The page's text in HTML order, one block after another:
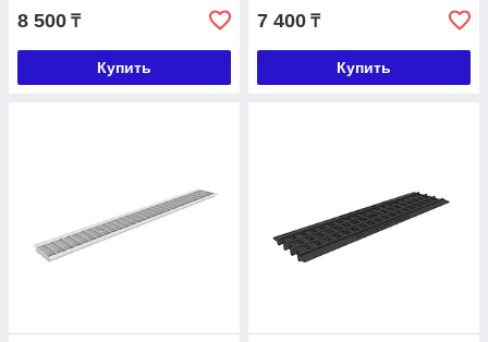
8 500 ₸
Купить
7 400 ₸
Купить